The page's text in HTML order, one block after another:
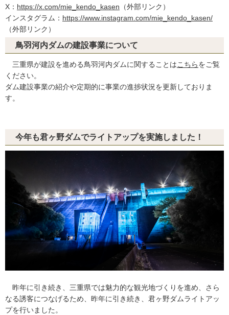
X： https://x.com/mie_kendo_kasen （外部リンク）
インスタグラム： https://www.instagram.com/mie_kendo_kasen/
（外部リンク）
鳥羽河内ダムの建設事業について
三重県が建設を進める鳥羽河内ダムに関することはこちらをご覧
ください。
ダム建設事業の紹介や定期的に事業の進捗状況を更新しておりま
す。
今年も君ヶ野ダムでライトアップを実施しました！
昨年に引き続き、三重県では魅力的な観光地づくりを進め、さら
なる誘客につなげるため、昨年に引き続き、君ヶ野ダムライトアッ
プを行いました。